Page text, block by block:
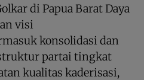
di Papua Barat Daya
visi
konsolidasi dan
partai tingkat
kualitas kaderisasi,